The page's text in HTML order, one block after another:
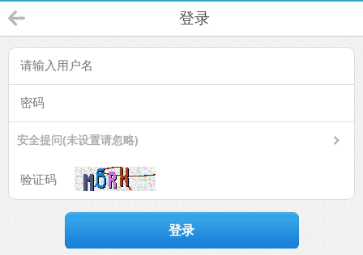
登录
安全提问(未设置请忽略)
登录